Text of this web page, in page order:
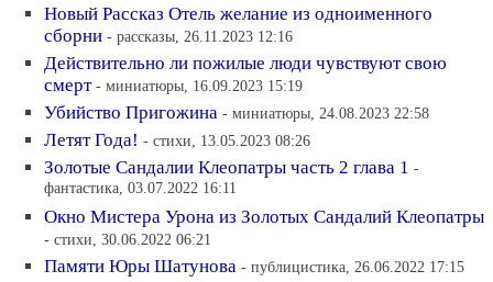
Новый Рассказ Отель желание из одноименного
сборни - рассказы, 26.11.2023 12:16
Действительно ли пожилые люди чувствуют свою
смерт - миниатюры, 16.09.2023 15:19
Убийство Пригожина - миниатюры, 24.08.2023 22:58
Летят Года! - стихи, 13.05.2023 08:26
Золотые Сандалии Клеопатры часть 2 глава 1 -
фантастика, 03.07.2022 16:11
Окно Мистера Урона из Золотых Сандалий Клеопатры
- стихи, 30.06.2022 06:21
Памяти Юры Шатунова - публицистика, 26.06.2022 17:15